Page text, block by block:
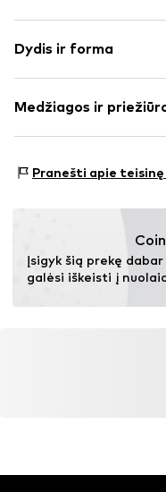
džinsai
Stipriai blukintas
Juosmens juosta su
Kniedės
Užsegimas sagomis
Prekės Nr.
Dydis ir forma
Pritaikomumas:
Juosmens aukštis:
Dydžių lentelė
Medžiagos ir
Kilmės šalis: Kinija
Pranešti apie
Įsigyk šią prekę
galėsi iškeisti į